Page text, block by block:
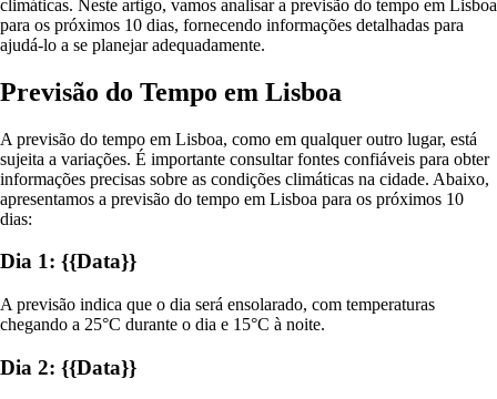
climáticas. Neste artigo, vamos analisar a previsão do tempo em Lisboa
para os próximos 10 dias, fornecendo informações detalhadas para
ajudá-lo a se planejar adequadamente.
Previsão do Tempo em Lisboa
A previsão do tempo em Lisboa, como em qualquer outro lugar, está
sujeita a variações. É importante consultar fontes confiáveis para obter
informações precisas sobre as condições climáticas na cidade. Abaixo,
apresentamos a previsão do tempo em Lisboa para os próximos 10
dias:
Dia 1: {{Data}}
A previsão indica que o dia será ensolarado, com temperaturas
chegando a 25°C durante o dia e 15°C à noite.
Dia 2: {{Data}}